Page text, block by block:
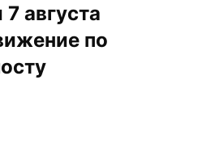
августа
по